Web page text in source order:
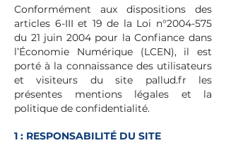
Conformément aux dispositions des
articles 6-III et 19 de la Loi n°2004-575
du 21 juin 2004 pour la Confiance dans
l’Économie Numérique (LCEN), il est
porté à la connaissance des utilisateurs
et visiteurs du site pallud.fr les
présentes mentions légales et la
politique de confidentialité.
1 : RESPONSABILITÉ DU SITE